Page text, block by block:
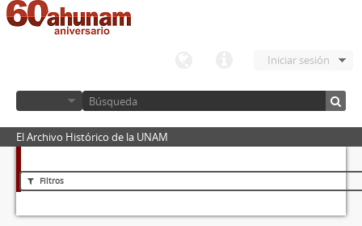
Iniciar sesión
El Archivo Histórico de la UNAM
Filtros